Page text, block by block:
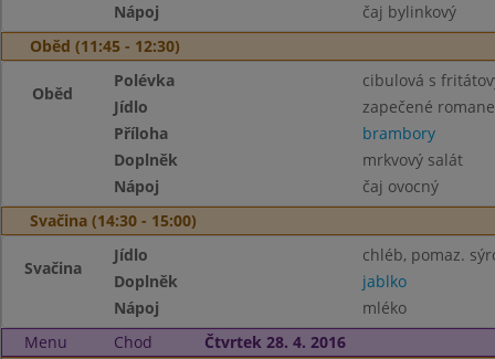
Nápoj
čaj bylinkový
Oběd (11:45 - 12:30)
Oběd
Polévka
cibulová s
Jídlo
zapečené
Příloha
brambory
Doplněk
mrkvový salát
Nápoj
čaj ovocný
Svačina (14:30 - 15:00)
Svačina
Jídlo
chléb, pomaz.
Doplněk
jablko
Nápoj
mléko
Menu
Chod
Čtvrtek 28. 4. 2016